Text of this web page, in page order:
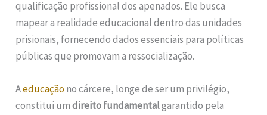
qualificação profissional dos apenados. Ele busca
mapear a realidade educacional dentro das unidades
prisionais, fornecendo dados essenciais para políticas
públicas que promovam a ressocialização.
Aeducaçãono cárcere, longe de ser um privilégio,
constitui umdireito fundamentalgarantido pela